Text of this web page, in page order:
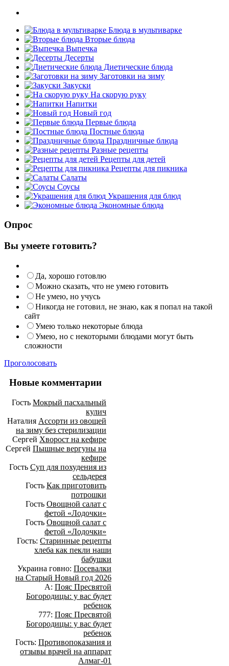
Блюда в мультиварке
Вторые блюда
Выпечка
Десерты
Диетические блюда
Заготовки на зиму
Закуски
На скорую руку
Напитки
Новый год
Первые блюда
Постные блюда
Праздничные блюда
Разные рецепты
Рецепты для детей
Рецепты для пикника
Салаты
Соусы
Украшения для блюд
Экономные блюда
Опрос
Вы умеете готовить?
Да, хорошо готовлю
Можно сказать, что не умею готовить
Не умею, но учусь
Никогда не готовил, не знаю, как я попал на такой
сайт
Умею только некоторые блюда
Умею, но с некоторыми блюдами могут быть
сложности
Проголосовать
Новые комментарии
Гость Мокрый пасхальный
кулич
Наталия Ассорти из овощей
на зиму без стерилизации
Сергей Хворост на кефире
Сергей Пышные вергуны на
кефире
Гость Суп для похудения из
сельдерея
Гость Как приготовить
потрошки
Гость Овощной салат с
фетой «Лодочки»
Гость Овощной салат с
фетой «Лодочки»
Гость: Старинные рецепты
хлеба как пекли наши
бабушки
Украина говно: Посевалки
на Старый Новый год 2026
А: Пояс Пресвятой
Богородицы: у вас будет
ребенок
777: Пояс Пресвятой
Богородицы: у вас будет
ребенок
Гость: Противопоказания и
отзывы врачей на аппарат
Алмаг-01